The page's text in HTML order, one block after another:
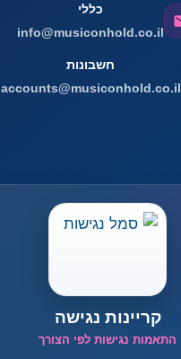
כללי
info@musiconhold.co.il
חשבונות
accounts@musiconhold.co.il
קריינות נגישה
התאמות נגישות לפי הצורך